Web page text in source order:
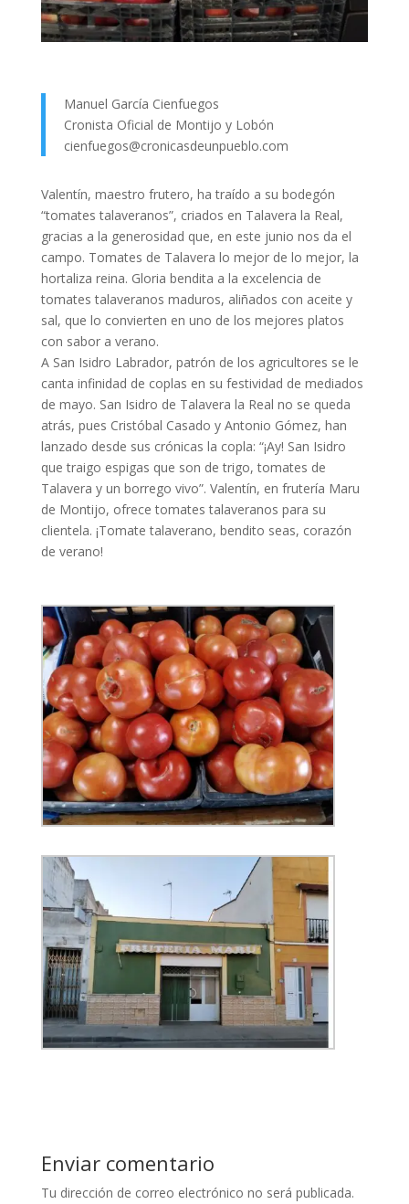
Manuel García Cienfuegos
Cronista Oficial de Montijo y Lobón
cienfuegos@cronicasdeunpueblo.com
Valentín, maestro frutero, ha traído a su bodegón
“tomates talaveranos”, criados en Talavera la Real,
gracias a la generosidad que, en este junio nos da el
campo. Tomates de Talavera lo mejor de lo mejor, la
hortaliza reina. Gloria bendita a la excelencia de
tomates talaveranos maduros, aliñados con aceite y
sal, que lo convierten en uno de los mejores platos
con sabor a verano.
A San Isidro Labrador, patrón de los agricultores se le
canta infinidad de coplas en su festividad de mediados
de mayo. San Isidro de Talavera la Real no se queda
atrás, pues Cristóbal Casado y Antonio Gómez, han
lanzado desde sus crónicas la copla: “¡Ay! San Isidro
que traigo espigas que son de trigo, tomates de
Talavera y un borrego vivo”. Valentín, en frutería Maru
de Montijo, ofrece tomates talaveranos para su
clientela. ¡Tomate talaverano, bendito seas, corazón
de verano!
Enviar comentario
Tu dirección de correo electrónico no será publicada.